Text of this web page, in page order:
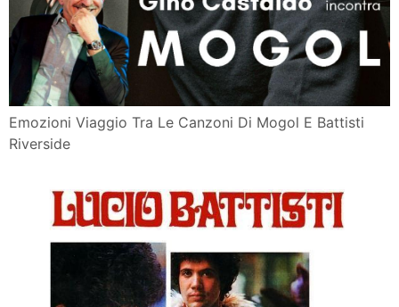
Emozioni Viaggio Tra Le Canzoni Di Mogol E Battisti
Riverside